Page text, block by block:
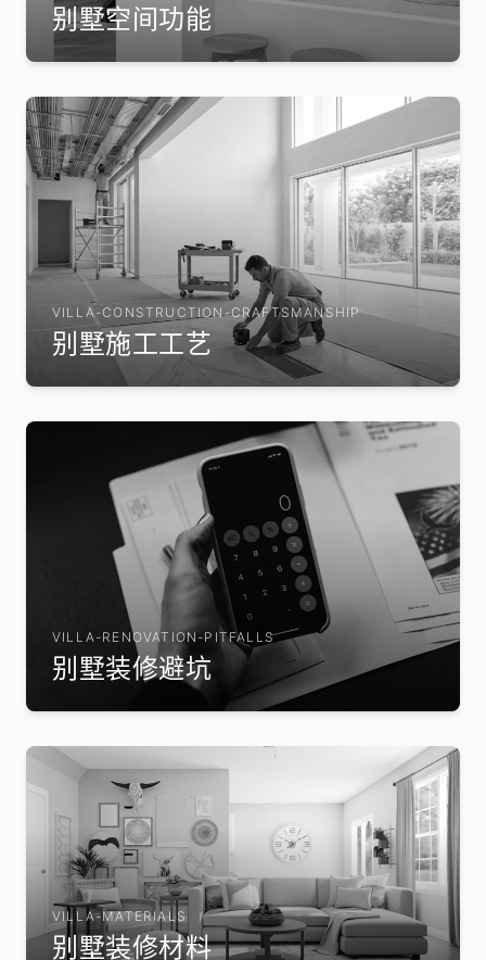
别墅空间功能
VILLA-CONSTRUCTION-CRAFTSMANSHIP
别墅施工工艺
VILLA-RENOVATION-PITFALLS
别墅装修避坑
VILLA-MATERIALS
别墅装修材料